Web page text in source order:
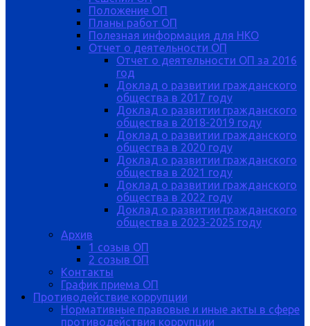
Положение ОП
Планы работ ОП
Полезная информация для НКО
Отчет о деятельности ОП
Отчет о деятельности ОП за 2016
год
Доклад о развитии гражданского
общества в 2017 году
Доклад о развитии гражданского
общества в 2018-2019 году
Доклад о развитии гражданского
общества в 2020 году
Доклад о развитии гражданского
общества в 2021 году
Доклад о развитии гражданского
общества в 2022 году
Доклад о развитии гражданского
общества в 2023-2025 году
Архив
1 созыв ОП
2 созыв ОП
Контакты
График приема ОП
Противодействие коррупции
Нормативные правовые и иные акты в сфере
противодействия коррупции